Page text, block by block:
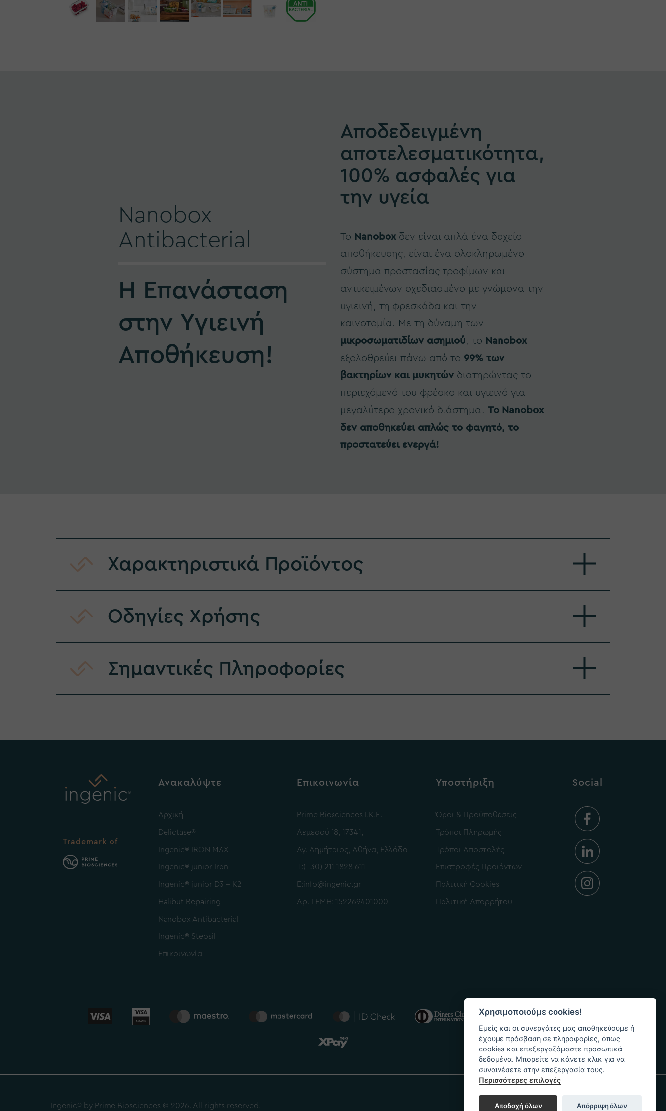
Nanobox
Antibacterial
Η Επανάσταση
στην Υγιεινή
Αποθήκευση!
Αποδεδειγμένη
αποτελεσματικότητα,
100% ασφαλές για
την υγεία
To Nanoboxδεν είναι απλά ένα δοχείο
αποθήκευσης, είναι ένα ολοκληρωμένο
σύστημα προστασίας τροφίμων και
αντικειμένων σχεδιασμένο με γνώμονα την
υγιεινή, τη φρεσκάδα και την
καινοτομία. Με τη δύναμη των
μικροσωματιδίων ασημιού , το Nanobox
εξολοθρεύει πάνω από το 99% των
βακτηρίων και μυκητώνδιατηρώντας το
περιεχόμενό του φρέσκο και υγιεινό για
μεγαλύτερο χρονικό διάστημα. Το Nanobox
δεν αποθηκεύει απλώς το φαγητό, το
προστατεύει ενεργά!
Χαρακτηριστικά Προϊόντος
Οδηγίες Χρήσης
Σημαντικές Πληροφορίες
Trademark of
Ανακαλύψτε
Αρχική
Delictase®
Ingenic® IRON MAX
Ingenic® junior Iron
Ingenic® junior D3 + K2
Halibut Repairing
Nanobox Antibacterial
Ingenic® Steosil
Επικοινωνία
Επικοινωνία
Prime Biosciences I.K.E.
Λεμεσού 18, 17341,
Αγ. Δημήτριος, Αθήνα, Ελλάδα
Τ:(+30) 211 1828 611
Ε:info@ingenic.gr
Αρ. ΓΕΜΗ: 152269401000
Υποστήριξη
Όροι & Προϋποθέσεις
Τρόποι Πληρωμής
Τρόποι Αποστολής
Επιστροφές Προϊόντων
Πολιτική Cookies
Πολιτική Απορρήτου
Social
Ingenic® by Prime Biosciences © 2026. All rights reserved.
Χρησιμοποιούμε cookies!
Εμείς και οι συνεργάτες μας αποθηκεύουμε ή
έχουμε πρόσβαση σε πληροφορίες, όπως
cookies και επεξεργαζόμαστε προσωπικά
δεδομένα. Μπορείτε να κάνετε κλικ για να
συναινέσετε στην επεξεργασία τους.
Περισσότερες επιλογές
Αποδοχή όλων Απόρριψη όλων